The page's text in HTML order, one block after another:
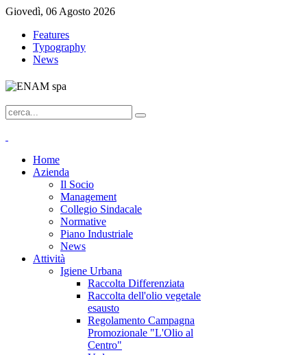
Giovedì, 06 Agosto 2026
Features
Typography
News
Home
Azienda
Il Socio
Management
Collegio Sindacale
Normative
Piano Industriale
News
Attività
Igiene Urbana
Raccolta Differenziata
Raccolta dell'olio vegetale
esausto
Regolamento Campagna
Promozionale "L'Olio al
Centro"